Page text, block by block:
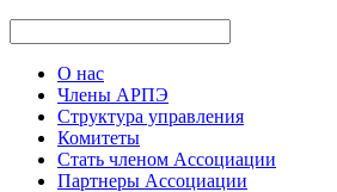
О нас
Члены АРПЭ
Структура управления
Комитеты
Стать членом Ассоциации
Партнеры Ассоциации